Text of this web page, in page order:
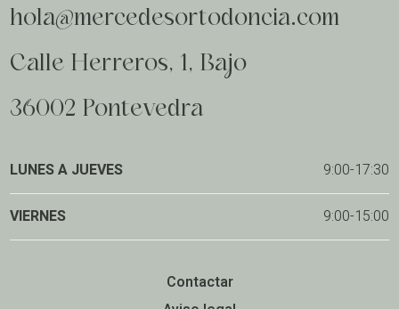
hola@mercedesortodoncia.com
Calle Herreros, 1, Bajo
36002 Pontevedra
LUNES A JUEVES 9:00-17:30
VIERNES 9:00-15:00
Contactar